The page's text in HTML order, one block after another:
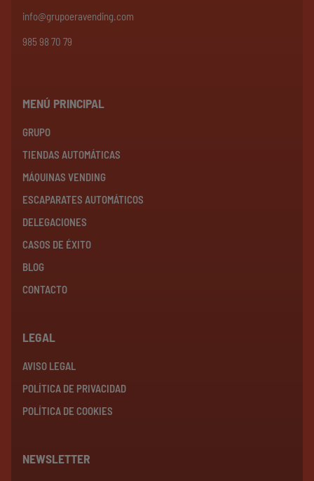
info@grupoeravending.com
985 98 70 79
MENÚ PRINCIPAL
GRUPO
TIENDAS AUTOMÁTICAS
MÁQUINAS VENDING
ESCAPARATES AUTOMÁTICOS
DELEGACIONES
CASOS DE ÉXITO
BLOG
CONTACTO
LEGAL
AVISO LEGAL
POLÍTICA DE PRIVACIDAD
POLÍTICA DE COOKIES
NEWSLETTER